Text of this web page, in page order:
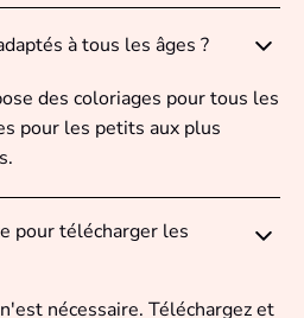
à tous les âges ?
des coloriages pour tous les
pour les petits aux plus
pour télécharger les
nécessaire. Téléchargez et